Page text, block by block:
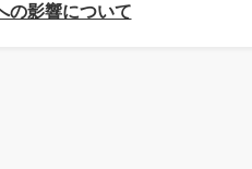
の影響について